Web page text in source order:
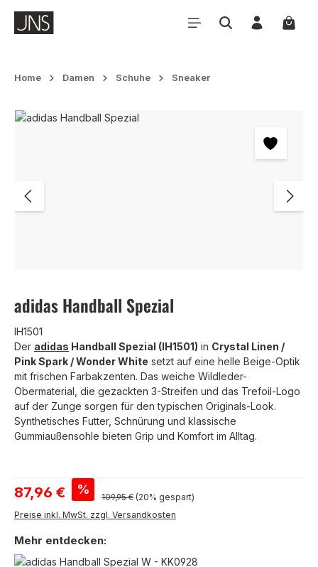
Zum Hauptinhalt springen
Home Damen Schuhe Sneaker
Bildergalerie überspringen
adidas Handball Spezial
IH1501
Der adidas Handball Spezial (IH1501) in Crystal Linen /
Pink Spark / Wonder White setzt auf eine helle Beige-Optik
mit frischen Farbakzenten. Das weiche Wildleder-
Obermaterial, die gezackten 3-Streifen und das Trefoil-Logo
auf der Zunge sorgen für den typischen Originals-Look.
Synthetisches Futter, Schnürung und klassische
Gummiaußensohle bieten Grip und Komfort im Alltag.
Verkaufspreis:
87,96 € % Regulärer Preis:
109,95 € (20% gespart)
Preise inkl. MwSt. zzgl. Versandkosten
Mehr entdecken: